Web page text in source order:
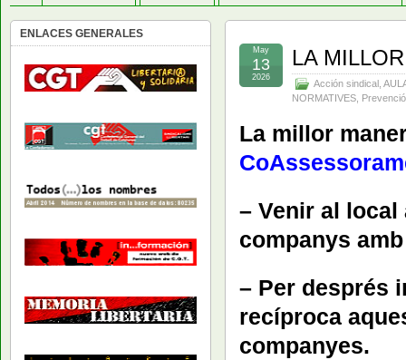
LA
Acción sindical
NORMATIVES
May
13
2026
La millor
– Venir al
companys
– Per després
recíproca
companyes.
ENLACES GENERALES